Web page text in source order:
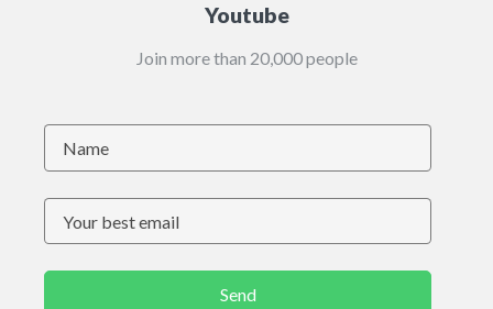
Youtube
Join more than 20,000 people
Send